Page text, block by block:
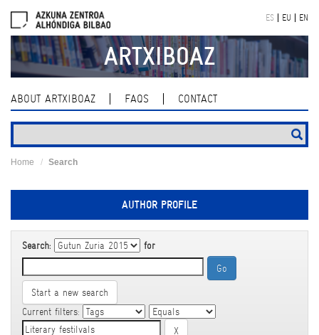
navigation
ES EU EN
ARTXIBOAZ
ABOUT ARTXIBOAZ FAQS CONTACT
Home Search
AUTHOR PROFILE
Search: for
Start a new search
Current filters: